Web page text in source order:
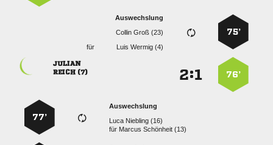
75’
Auswechslung
  
für
  
76’
:

 
Auswechslung
  
für   
77’